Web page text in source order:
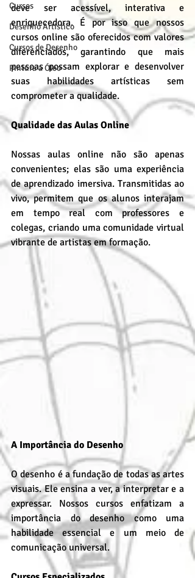
Cursos
Desenho Artístico
Cursos de Desenho
Pintura a Óleo
deve ser acessível, interativa e
enriquecedora. É por isso que nossos
cursos online são oferecidos com valores
diferenciados, garantindo que mais
pessoas possam explorar e desenvolver
suas habilidades artísticas sem
comprometer a qualidade.
Qualidade das Aulas Online
Nossas aulas online não são apenas
convenientes; elas são uma experiência
de aprendizado imersiva. Transmitidas ao
vivo, permitem que os alunos interajam
em tempo real com professores e
colegas, criando uma comunidade virtual
vibrante de artistas em formação.
A Importância do Desenho
O desenho é a fundação de todas as artes
visuais. Ele ensina a ver, a interpretar e a
expressar. Nossos cursos enfatizam a
importância do desenho como uma
habilidade essencial e um meio de
comunicação universal.